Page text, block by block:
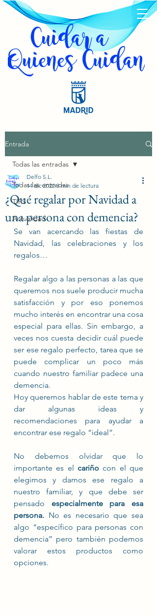
Entrada
Todas las entradas
TIPS
Actualidad
Todas las entradas
¿Qué regalar por Navidad a
una persona con demencia?
Delfo S.L.
14 dic 2022 3 min de lectura
Se van acercando las fiestas de
Navidad, las celebraciones y los
regalos…
Regalar algo a las personas a las que
queremos nos suele producir mucha
satisfacción y por eso ponemos
mucho interés en encontrar una cosa
especial para ellas. Sin embargo, a
veces nos cuesta decidir cuál puede
ser ese regalo perfecto, tarea que se
puede complicar un poco más
cuando nuestro familiar padece una
demencia.
Hoy queremos hablar de este tema y
dar algunas ideas y
recomendaciones para ayudar a
encontrar ese regalo “ideal”.
No debemos olvidar que lo
importante es el cariño con el que
elegimos y damos ese regalo a
nuestro familiar, y que debe ser
pensado especialmente para esa
persona. No es necesario que sea
algo “específico para personas con
demencia” pero también podemos
valorar estos productos como
opciones.